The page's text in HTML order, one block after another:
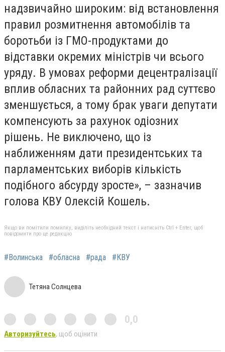
надзвичайно широким: від встановлення
правил розмитнення автомобілів та
боротьби із ГМО-продуктами до
відставки окремих міністрів чи всього
уряду. В умовах реформи децентралізації
вплив обласних та районних рад суттєво
зменшується, а тому брак уваги депутати
компенсують за рахунок одіозних
рішень. Не виключено, що із
наближенням дати президентських та
парламентських виборів кількість
подібного абсурду зросте», – зазначив
голова КВУ Олексій Кошель.
Якщо ви помітили помилку, виділіть необхідний текст і натисніть Ctrl + Enter, щоб
повідомити про це редакцію
#Волинська #обласна #рада #КВУ
Тетяна Солнцева
0,0
Авторизуйтесь, щоб оцінити